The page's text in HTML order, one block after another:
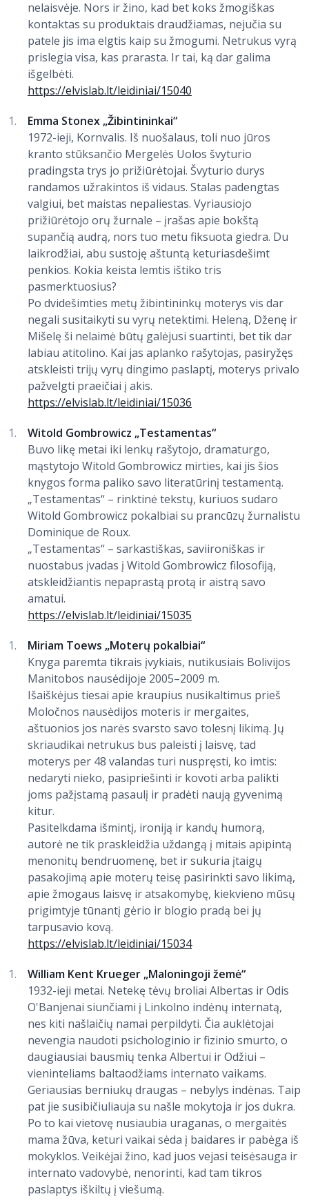
nelaisvėje. Nors ir žino, kad bet koks žmogiškas
kontaktas su produktais draudžiamas, nejučia su
patele jis ima elgtis kaip su žmogumi. Netrukus vyrą
prislegia visa, kas prarasta. Ir tai, ką dar galima
išgelbėti.
https://elvislab.lt/leidiniai/15040
Emma Stonex „Žibintininkai“
1972-ieji, Kornvalis. Iš nuošalaus, toli nuo jūros
kranto stūksančio Mergelės Uolos švyturio
pradingsta trys jo prižiūrėtojai. Švyturio durys
randamos užrakintos iš vidaus. Stalas padengtas
valgiui, bet maistas nepaliestas. Vyriausiojo
prižiūrėtojo orų žurnale – įrašas apie bokštą
supančią audrą, nors tuo metu fiksuota giedra. Du
laikrodžiai, abu sustoję aštuntą keturiasdešimt
penkios. Kokia keista lemtis ištiko tris
pasmerktuosius?
Po dvidešimties metų žibintininkų moterys vis dar
negali susitaikyti su vyrų netektimi. Heleną, Dženę ir
Mišelę ši nelaimė būtų galėjusi suartinti, bet tik dar
labiau atitolino. Kai jas aplanko rašytojas, pasiryžęs
atskleisti trijų vyrų dingimo paslaptį, moterys privalo
pažvelgti praeičiai į akis.
https://elvislab.lt/leidiniai/15036
Witold Gombrowicz „Testamentas“
Buvo likę metai iki lenkų rašytojo, dramaturgo,
mąstytojo Witold Gombrowicz mirties, kai jis šios
knygos forma paliko savo literatūrinį testamentą.
„Testamentas“ – rinktinė tekstų, kuriuos sudaro
Witold Gombrowicz pokalbiai su prancūzų žurnalistu
Dominique de Roux.
„Testamentas“ – sarkastiškas, saviironiškas ir
nuostabus įvadas į Witold Gombrowicz filosofiją,
atskleidžiantis nepaprastą protą ir aistrą savo
amatui.
https://elvislab.lt/leidiniai/15035
Miriam Toews „Moterų pokalbiai“
Knyga paremta tikrais įvykiais, nutikusiais Bolivijos
Manitobos nausėdijoje 2005–2009 m.
Išaiškėjus tiesai apie kraupius nusikaltimus prieš
Moločnos nausėdijos moteris ir mergaites,
aštuonios jos narės svarsto savo tolesnį likimą. Jų
skriaudikai netrukus bus paleisti į laisvę, tad
moterys per 48 valandas turi nuspręsti, ko imtis:
nedaryti nieko, pasipriešinti ir kovoti arba palikti
joms pažįstamą pasaulį ir pradėti naują gyvenimą
kitur.
Pasitelkdama išmintį, ironiją ir kandų humorą,
autorė ne tik praskleidžia uždangą į mitais apipintą
menonitų bendruomenę, bet ir sukuria įtaigų
pasakojimą apie moterų teisę pasirinkti savo likimą,
apie žmogaus laisvę ir atsakomybę, kiekvieno mūsų
prigimtyje tūnantį gėrio ir blogio pradą bei jų
tarpusavio kovą.
https://elvislab.lt/leidiniai/15034
William Kent Krueger „Maloningoji žemė“
1932-ieji metai. Netekę tėvų broliai Albertas ir Odis
O'Banjenai siunčiami į Linkolno indėnų internatą,
nes kiti našlaičių namai perpildyti. Čia auklėtojai
nevengia naudoti psichologinio ir fizinio smurto, o
daugiausiai bausmių tenka Albertui ir Odžiui –
vieninteliams baltaodžiams internato vaikams.
Geriausias berniukų draugas – nebylys indėnas. Taip
pat jie susibičiuliauja su našle mokytoja ir jos dukra.
Po to kai vietovę nusiaubia uraganas, o mergaitės
mama žūva, keturi vaikai sėda į baidares ir pabėga iš
mokyklos. Veikėjai žino, kad juos vejasi teisėsauga ir
internato vadovybė, nenorinti, kad tam tikros
paslaptys iškiltų į viešumą.